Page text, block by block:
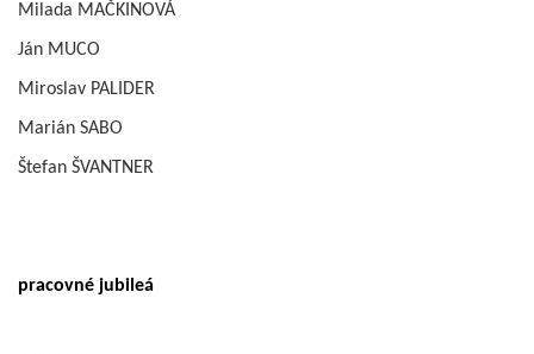
Milada MAČKINOVÁ
Ján MUCO
Miroslav PALIDER
Marián SABO
Štefan ŠVANTNER
pracovné jubileá